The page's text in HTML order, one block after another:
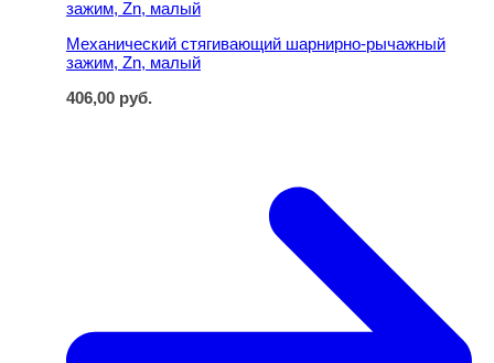
Механический стягивающий шарнирно-рычажный
зажим, Zn, малый
406,00 руб.